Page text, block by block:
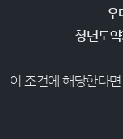
우
청년도
이 조건에 해당한다